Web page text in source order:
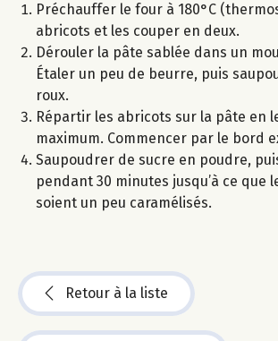
Préchauffer le four à 180°C
abricots et les couper en deux.
Dérouler la pâte sablée dans un
Étaler un peu de beurre, puis
roux.
Répartir les abricots sur la pâte en
maximum. Commencer par le bord
Saupoudrer de sucre en poudre,
pendant 30 minutes jusqu’à ce que
soient un peu caramélisés.
Retour à la liste